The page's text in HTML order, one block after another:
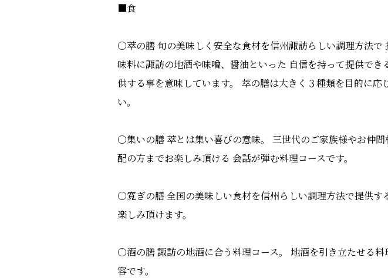
■食
○萃の膳 旬の美味しく安全な食材を信州諏訪らしい調理方法
味料に諏訪の地酒や味噌、醤油といった 自信を持って提供で
供する事を意味しています。 萃の膳は大きく３種類を目的に
い。
○集いの膳 萃とは集い喜びの意味。 三世代のご家族様やお仲
配の方までお楽しみ頂ける 会話が弾む料理コースです。
○寛ぎの膳 全国の美味しい食材を信州らしい調理方法で提供
楽しみ頂けます。
○酒の膳 諏訪の地酒に合う料理コース。 地酒を引き立たせる
容です。